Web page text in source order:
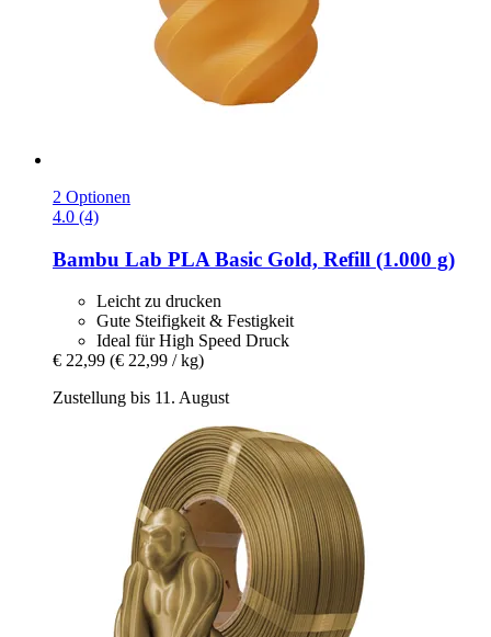
2 Optionen
4.0 (4)
Bambu Lab PLA Basic Gold, Refill (1.000 g)
Leicht zu drucken
Gute Steifigkeit & Festigkeit
Ideal für High Speed Druck
€ 22,99 (€ 22,99 / kg)
Zustellung bis 11. August